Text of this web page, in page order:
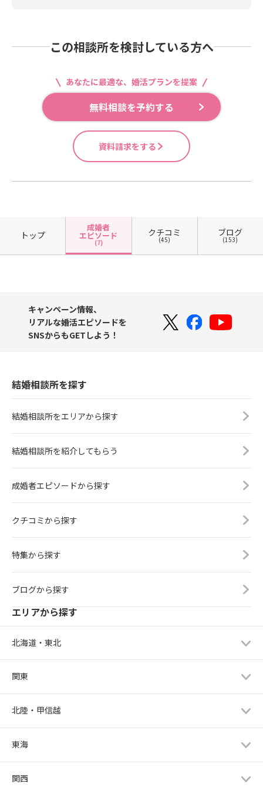
この相談所を検討している方へ
あなたに最適な、婚活プランを提案
無料相談を予約する
資料請求をする
トップ
成婚者
エピソード
(7)
クチコミ
(45)
ブログ
(153)
キャンペーン情報、
リアルな婚活エピソードを
SNSからもGETしよう！
結婚相談所を探す
結婚相談所をエリアから探す
結婚相談所を紹介してもらう
成婚者エピソードから探す
クチコミから探す
特集から探す
ブログから探す
エリアから探す
北海道・東北
関東
北陸・甲信越
東海
関西